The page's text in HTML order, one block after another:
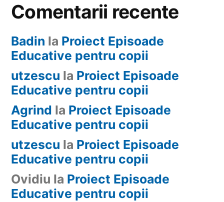
Comentarii recente
Badin la Proiect Episoade
Educative pentru copii
utzescu la Proiect Episoade
Educative pentru copii
Agrind la Proiect Episoade
Educative pentru copii
utzescu la Proiect Episoade
Educative pentru copii
Ovidiu la Proiect Episoade
Educative pentru copii